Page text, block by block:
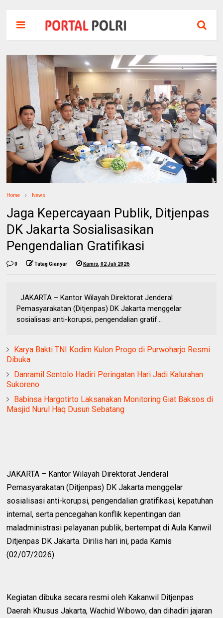
Home News
Jaga Kepercayaan Publik, Ditjenpas
DK Jakarta Sosialisasikan
Pengendalian Gratifikasi
0 Tatag Gianyar Kamis, 02 Juli 2026
JAKARTA – Kantor Wilayah Direktorat Jenderal
Pemasyarakatan (Ditjenpas) DK Jakarta menggelar
sosialisasi anti-korupsi, pengendalian gratif...
Karya Bakti TNI Kodim Kulon Progo di Purwoharjo Resmi
Dibuka
Danramil Sentolo Hadiri Peringatan Hari Jadi Kalurahan
Sukoreno
Babinsa Hargotirto Laksanakan Monitoring Giat Baksos di
Masjid Nurul Haq Dusun Sebatang
JAKARTA – Kantor Wilayah Direktorat Jenderal
Pemasyarakatan (Ditjenpas) DK Jakarta menggelar
sosialisasi anti-korupsi, pengendalian gratifikasi, kepatuhan
internal, serta pencegahan konflik kepentingan dan
maladministrasi pelayanan publik, bertempat di Aula Kanwil
Ditjenpas DK Jakarta. Dirilis hari ini, pada Kamis
(02/07/2026).
Kegiatan dibuka secara resmi oleh Kakanwil Ditjenpas
Daerah Khusus Jakarta, Wachid Wibowo, dan dihadiri jajaran